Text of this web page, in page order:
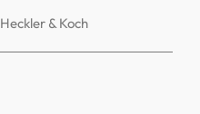
Heckler & Koch